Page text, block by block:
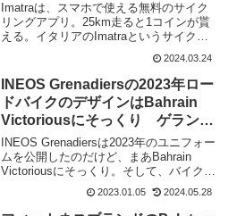
Imatraは、スマホで使える無料のサイク
リングアプリ。25km走ると1コインが貰
える。イタリアのImatraというサイクリ
ングブランドが作っているアプリで、現
在世界31か国で使用可能だ。Imatra こ
の投稿をInstagramで...
2024.03.24
INEOS Grenadiersの2023年ロー
ドバイクのデザインはBahrain
Victoriousにそっくり ゲラン
ト・トーマスは見分けが～
INEOS Grenadiersは2023年のユニフォー
ムを公開したのだけど、まあBahrain
Victoriousにそっくり。そして、バイクも
写真が少しずつ出てきているのだけど、
これもそっくり。さらに、ゲラント・ト
2023.01.05 2024.05.28